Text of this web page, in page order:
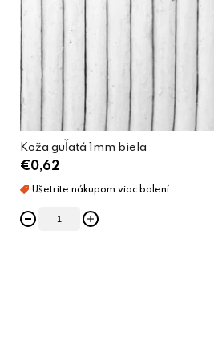
Koža guľatá 1mm biela
€0,62